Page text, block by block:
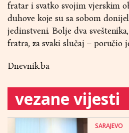
fratar i svatko svojim vjerskim
duhove koje su sa sobom
jedinstveni. Bolje dva
fratra, za svaki slučaj – poručio
Dnevnik.ba
vezane vijesti
SARAJEVO